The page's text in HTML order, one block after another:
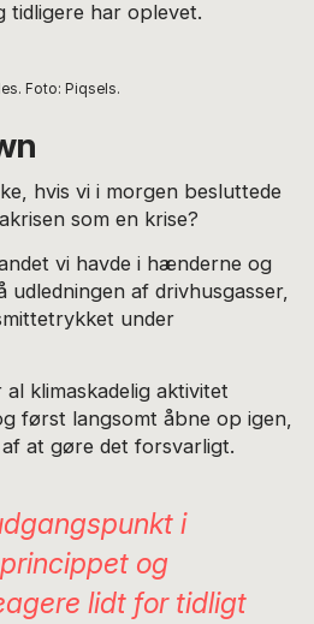
tidligere har oplevet.
Foto: Piqsels.
hvis vi i morgen besluttede
som en krise?
vi havde i hænderne og
af drivhusgasser,
under
klimaskadelig aktivitet
først langsomt åbne op igen,
at gøre det forsvarligt.
i
og
lidt for tidligt